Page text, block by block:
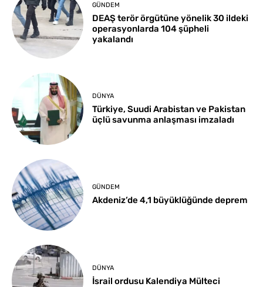
GÜNDEM
DEAŞ terör örgütüne yönelik 30 ildeki
operasyonlarda 104 şüpheli
yakalandı
DÜNYA
Türkiye, Suudi Arabistan ve Pakistan
üçlü savunma anlaşması imzaladı
GÜNDEM
Akdeniz’de 4,1 büyüklüğünde deprem
DÜNYA
İsrail ordusu Kalendiya Mülteci